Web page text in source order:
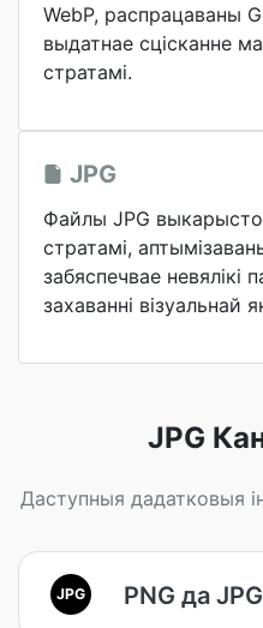
WebP, распрацаваны
выдатнае сцісканне
стратамі.
JPG
Файлы JPG
стратамі,
забяспечвае невялікі
захаванні візуальнай
JPG
Даступныя дадатковыя
JPG PNG да JPG